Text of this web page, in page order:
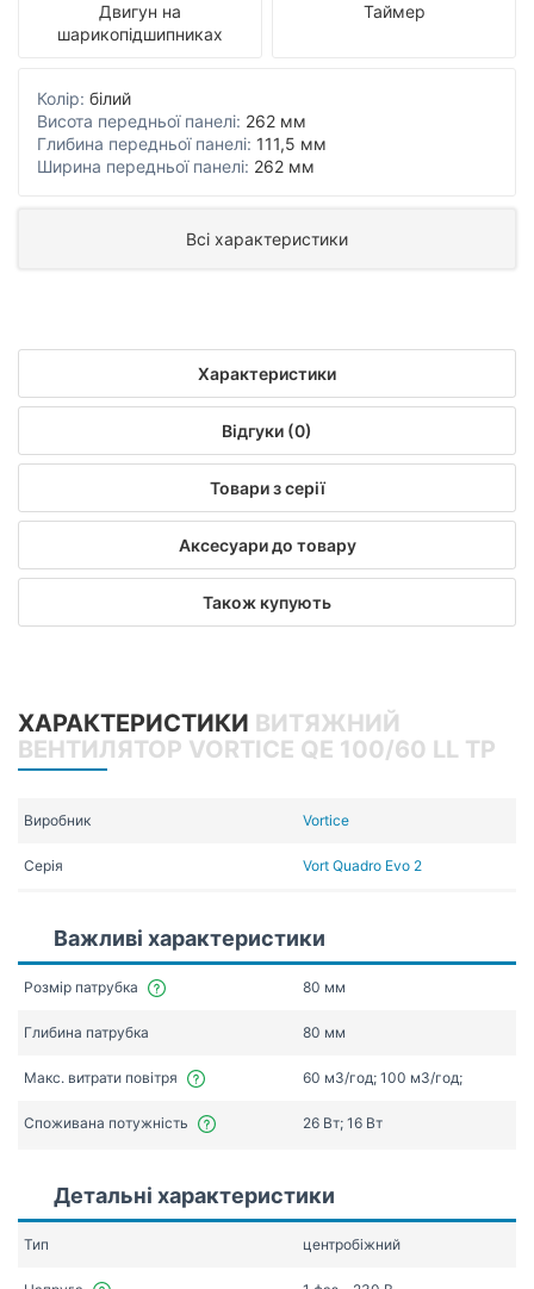
Двигун на
шарикопідшипниках
Таймер
Колір: білий
Висота передньої панелі: 262 мм
Глибина передньої панелі: 111,5 мм
Ширина передньої панелі: 262 мм
Всі характеристики
Характеристики
Відгуки (0)
Товари з серії
Аксесуари до товару
Також купують
ХАРАКТЕРИСТИКИ ВИТЯЖНИЙ
ВЕНТИЛЯТОР VORTICE QE 100/60 LL TP
Виробник Vortice
Серія Vort Quadro Evo 2
Важливі характеристики
Розмір патрубка 80 мм
Глибина патрубка 80 мм
Макс. витрати повітря 60 мЗ/год; 100 мЗ/год;
Споживана потужність 26 Вт; 16 Вт
Детальні характеристики
Тип центробіжний